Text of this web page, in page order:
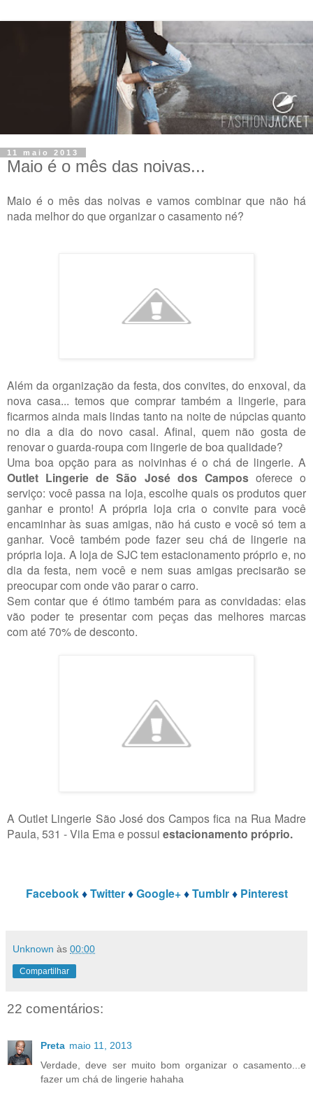
11 maio 2013
Maio é o mês das noivas...
Maio é o mês das noivas e vamos combinar que não há
nada melhor do que organizar o casamento né?
Além da organização da festa, dos convites, do enxoval, da
nova casa... temos que comprar também a lingerie, para
ficarmos ainda mais lindas tanto na noite de núpcias quanto
no dia a dia do novo casal. Afinal, quem não gosta de
renovar o guarda-roupa com lingerie de boa qualidade?
Uma boa opção para as noivinhas é o chá de lingerie. A
Outlet Lingerie de São José dos Camposoferece o
serviço: você passa na loja, escolhe quais os produtos quer
ganhar e pronto! A própria loja cria o convite para você
encaminhar às suas amigas, não há custo e você só tem a
ganhar. Você também pode fazer seu chá de lingerie na
própria loja. A loja de SJC tem estacionamento próprio e, no
dia da festa, nem você e nem suas amigas precisarão se
preocupar com onde vão parar o carro.
Sem contar que é ótimo também para as convidadas: elas
vão poder te presentar com peças das melhores marcas
com até 70% de desconto.
A Outlet Lingerie São José dos Campos fica na Rua Madre
Paula, 531 - Vila Ema e possui estacionamento próprio.
Facebook♦Twitter♦Google+♦Tumblr♦ Pinterest
Unknown às 00:00
Compartilhar
22 comentários:
Preta maio 11, 2013
Verdade, deve ser muito bom organizar o casamento...e
fazer um chá de lingerie hahaha